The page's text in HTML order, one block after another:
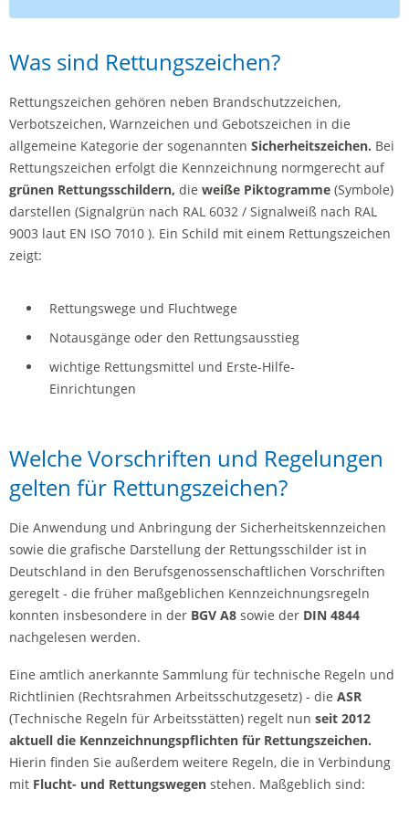
Was sind Rettungszeichen?
Rettungszeichen gehören neben Brandschutzzeichen,
Verbotszeichen, Warnzeichen und Gebotszeichen in die
allgemeine Kategorie der sogenannten Sicherheitszeichen. Bei
Rettungszeichen erfolgt die Kennzeichnung normgerecht auf
grünen Rettungsschildern, die weiße Piktogramme (Symbole)
darstellen (Signalgrün nach RAL 6032 / Signalweiß nach RAL
9003 laut EN ISO 7010 ). Ein Schild mit einem Rettungszeichen
zeigt:
Rettungswege und Fluchtwege
Notausgänge oder den Rettungsausstieg
wichtige Rettungsmittel und Erste-Hilfe-
Einrichtungen
Welche Vorschriften und Regelungen
gelten für Rettungszeichen?
Die Anwendung und Anbringung der Sicherheitskennzeichen
sowie die grafische Darstellung der Rettungsschilder ist in
Deutschland in den Berufsgenossenschaftlichen Vorschriften
geregelt - die früher maßgeblichen Kennzeichnungsregeln
konnten insbesondere in der BGV A8 sowie der DIN 4844
nachgelesen werden.
Eine amtlich anerkannte Sammlung für technische Regeln und
Richtlinien (Rechtsrahmen Arbeitsschutzgesetz) - die ASR
(Technische Regeln für Arbeitsstätten) regelt nun seit 2012
aktuell die Kennzeichnungspflichten für Rettungszeichen.
Hierin finden Sie außerdem weitere Regeln, die in Verbindung
mit Flucht- und Rettungswegen stehen. Maßgeblich sind: